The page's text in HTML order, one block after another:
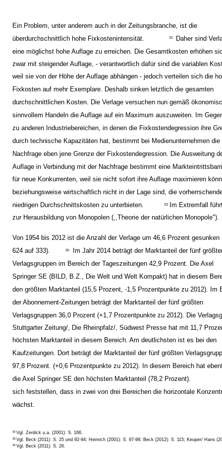
Ein Problem, unter anderem auch in der Zeitungsbranche, ist die
überdurchschnittlich hohe Fixkostenintensität.
32
Daher sind
eine möglichst hohe Auflage zu erreichen. Die Gesamtkosten erhöhen
zwar mit steigender Auflage, - verantwortlich dafür sind die variablen
weil sie von der Höhe der Auflage abhängen - jedoch verteilen sich die
Fixkosten auf mehr Exemplare. Deshalb sinken letztlich die gesamten
durchschnittlichen Kosten. Die Verlage versuchen nun gemäß
sinnvollem Handeln die Auflage auf ein Maximum auszuweiten. Im
zu anderen Industriebereichen, in denen die Fixkostendegression ihre
durch technische Kapazitäten hat, bestimmt bei Medienunternehmen die
Nachfrage eben jene Grenze der Fixkostendegression. Die Ausweitung
Auflage in Verbindung mit der Nachfrage bestimmt eine
für neue Konkurrenten, weil sie nicht sofort ihre Auflage maximieren
beziehungsweise wirtschaftlich nicht in der Lage sind, die
niedrigen Durchschnittskosten zu unterbieten.
33 Im Extremfall
zur Herausbildung von Monopolen (,,Theorie der natürlichen Monopole").
Von 1954 bis 2012 ist die Anzahl der Verlage um 46,6 Prozent gesunken
624 auf 333).
35
Im Jahr 2014 beträgt der Marktanteil der fünf
Verlagsgruppen im Bereich der Tageszeitungen 42,9 Prozent. Die Axel
Springer SE (BILD, B.Z., Die Welt und Welt Kompakt) hat in diesem
den größten Marktanteil (15,5 Prozent, -1,5 Prozentpunkte zu 2012). Im
der Abonnement-Zeitungen beträgt der Marktanteil der fünf größten
Verlagsgruppen 36,0 Prozent (+1,7 Prozentpunkte zu 2012). Die
Stuttgarter Zeitung/, Die Rheinpfalz/, Südwest Presse hat mit 11,7
höchsten Marktanteil in diesem Bereich. Am deutlichsten ist es bei den
Kaufzeitungen. Dort beträgt der Marktanteil der fünf größten
97,8 Prozent. (+0,6 Prozentpunkte zu 2012). In diesem Bereich hat
die Axel Springer SE den höchsten Marktanteil (78,2 Prozent).
sich feststellen, dass in zwei von drei Bereichen die horizontale
wächst.
32 Vgl. Zerdick u.a. (2001): S. 166.
33 Vgl. Beck (2011): S. 25 und 92-94; Heinrich (2001): S. 97-98; Beck (2012): S. 115; Keuper/ Hans
34 Vgl. Beck (2011): S. 26.